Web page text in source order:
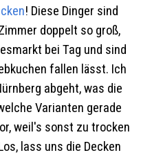
! Diese Dinger sind
doppelt so groß,
bei Tag und sind
fallen lässt. Ich
abgeht, was die
Varianten gerade
weil's sonst zu trocken
lass uns die Decken